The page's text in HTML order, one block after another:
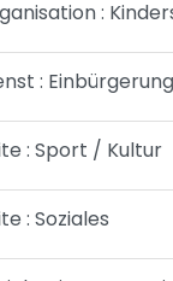
:
:
: Sport / Kultur
: Soziales